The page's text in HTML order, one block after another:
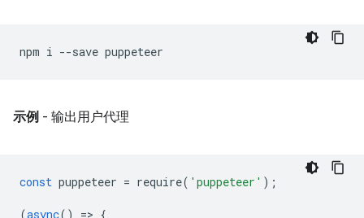
npm i --save
示例 - 输出用户代理
const puppeteer = require( 'puppeteer' );
(async() => {